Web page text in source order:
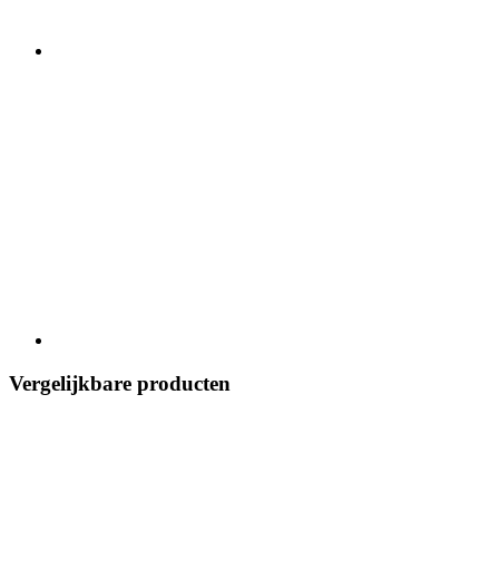
Vergelijkbare producten